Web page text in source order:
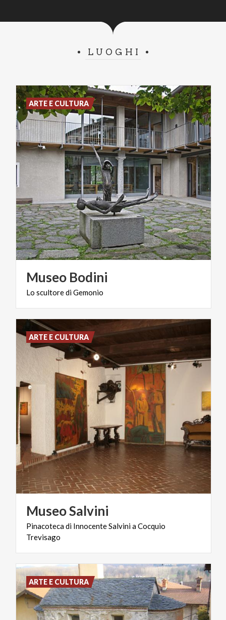
LUOGHI
Museo Bodini
Lo scultorediGemonio
ARTE E CULTURA
MuseoSalvini
Pinacotecadi InnocenteSalviniaCocquio
Trevisago
ARTE E CULTURA
ARTE E CULTURA